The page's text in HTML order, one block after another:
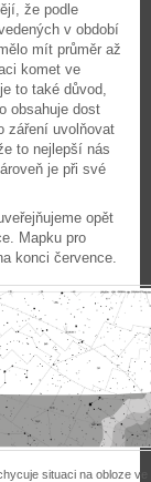
že podle
v období
mít průměr až
komet ve
to také důvod,
obsahuje dost
záření uvolňovat
to nejlepší nás
je při své
opět
Mapku pro
konci července.
situaci na obloze ve